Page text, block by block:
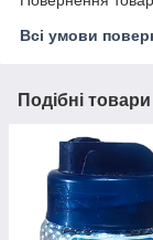
Всі умови
Подібні